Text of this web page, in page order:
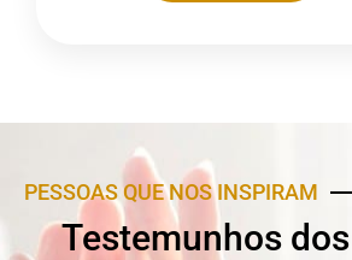
PESSOAS QUE NOS INSPIRAM
Testemunhos